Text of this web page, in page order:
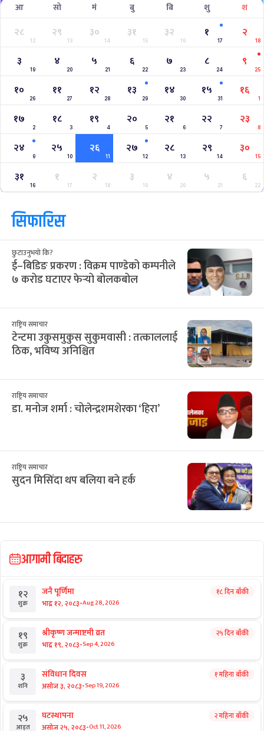
आ सो मं बु बि शु श
२८
12
२९
13
३०
14
३१
15
३२
16
१
17
२
18
३
19
४
20
५
21
६
22
७
23
८
24
९
25
१०
26
११
27
१२
28
१३
29
१४
30
१५
31
१६
1
१७
2
१८
3
१९
4
२०
5
२१
6
२२
7
२३
8
२४
9
२५
10
२६
11
२७
12
२८
13
२९
14
३०
15
३१
16
१
17
२
18
३
19
४
20
५
21
६
22
सिफारिस
छुटाउनुभयो कि?
ई–बिडिङ प्रकरण : विक्रम पाण्डेको कम्पनीले
७ करोड घटाएर फेर्‍यो बोलकबोल
राष्ट्रिय समाचार
टेन्टमा उकुसमुकुस सुकुमवासी : तत्काललाई
ठिक, भविष्य अनिश्चित
राष्ट्रिय समाचार
डा. मनोज शर्मा : चोलेन्द्रशमशेरका ‘हिरा’
राष्ट्रिय समाचार
सुदन मिसिंदा थप बलिया बने हर्क
आगामी बिदाहरु
१२
शुक्र
जनै पूर्णिमा
भाद्र १२, २०८३-Aug 28, 2026
१८ दिन बाँकी
१९
शुक्र
श्रीकृष्ण जन्माष्टमी व्रत
भाद्र १९, २०८३-Sep 4, 2026
२५ दिन बाँकी
३
शनि
संविधान दिवस
असोज ३, २०८३-Sep 19, 2026
१ महिना बाँकी
२५
आइत
घटस्थापना
असोज २५, २०८३-Oct 11, 2026
२ महिना बाँकी